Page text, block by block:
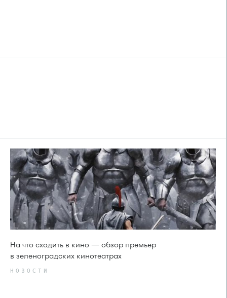
На что сходить в кино — обзор премьер
в зеленоградских кинотеатрах
НОВОСТИ